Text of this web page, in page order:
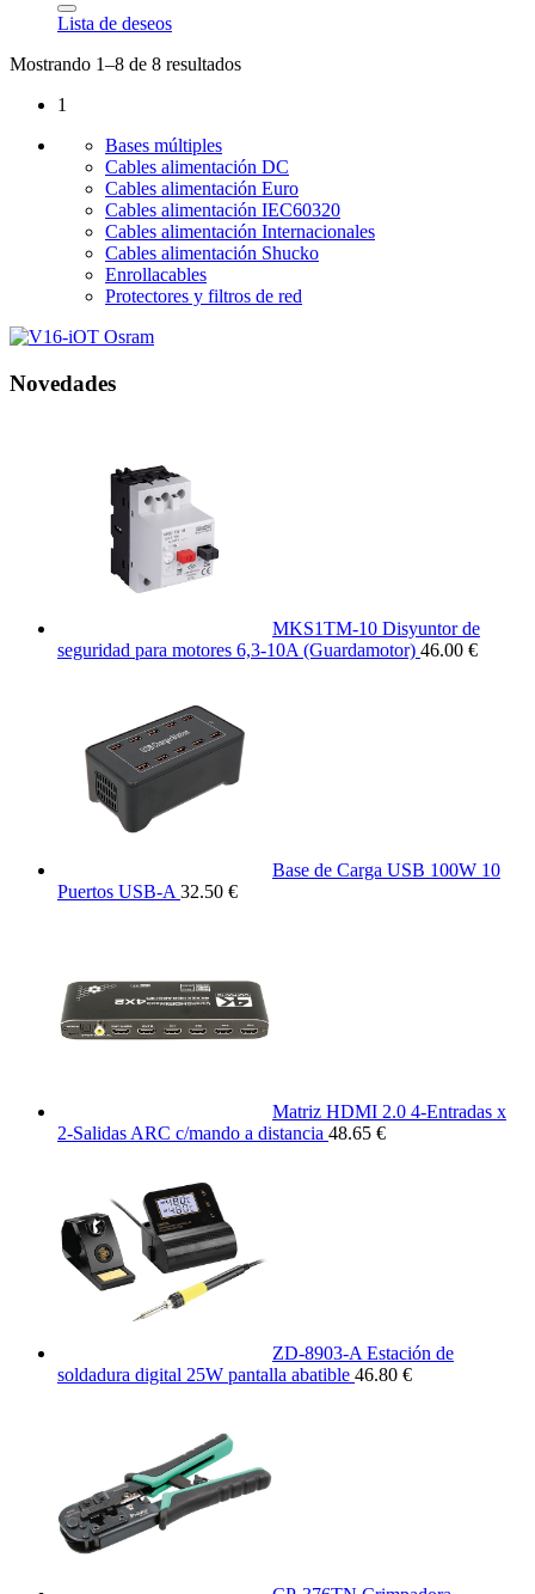
Lista de deseos
Mostrando 1–8 de 8 resultados
1
Bases múltiples
Cables alimentación DC
Cables alimentación Euro
Cables alimentación IEC60320
Cables alimentación Internacionales
Cables alimentación Shucko
Enrollacables
Protectores y filtros de red
Novedades
MKS1TM-10 Disyuntor de
seguridad para motores 6,3-10A (Guardamotor) 46.00 €
Base de Carga USB 100W 10
Puertos USB-A 32.50 €
Matriz HDMI 2.0 4-Entradas x
2-Salidas ARC c/mando a distancia 48.65 €
ZD-8903-A Estación de
soldadura digital 25W pantalla abatible 46.80 €